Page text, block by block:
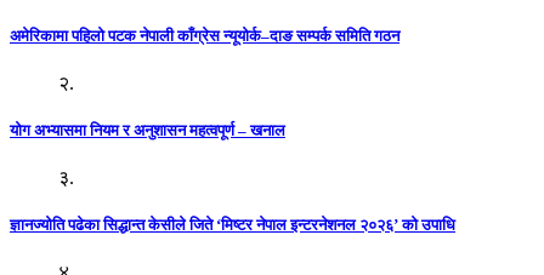
अमेरिकामा पहिलो पटक नेपाली काँग्रेस न्यूयोर्क–दाङ सम्पर्क समिति गठन
२.
योग अभ्यासमा नियम र अनुशासन महत्वपूर्ण – खनाल
३.
ज्ञानज्योति पढेका सिद्धान्त केसीले जिते ‘मिष्टर नेपाल इन्टरनेशनल २०२६’ को उपाधि